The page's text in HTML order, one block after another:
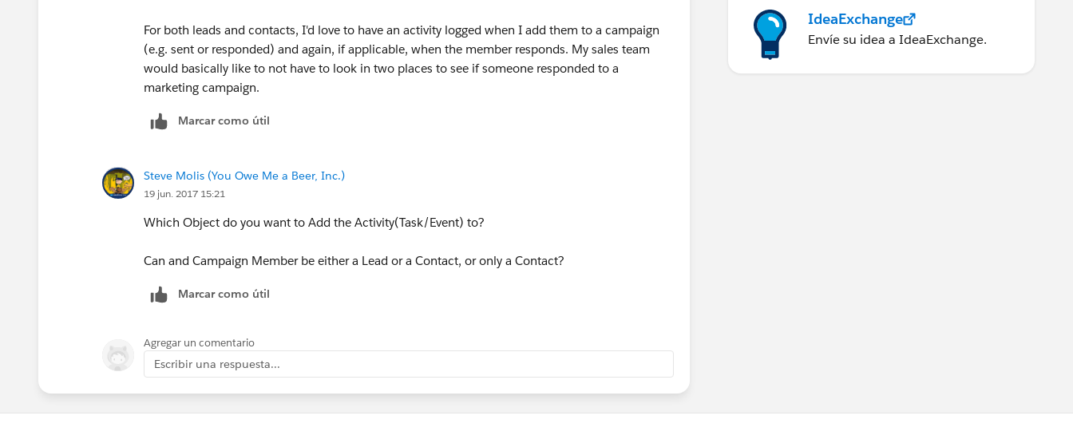
For both leads and contacts, I'd love to have an activity logged when I add them to a campaign
(e.g. sent or responded) and again, if applicable, when the member responds. My sales team
would basically like to not have to look in two places to see if someone responded to a
marketing campaign.
Marcar como útil
Steve Molis (You Owe Me a Beer, Inc.)
19 jun. 2017 15:21
Which Object do you want to Add the Activity(Task/Event) to?
Can and Campaign Member be either a Lead or a Contact, or only a Contact?
Marcar como útil
Agregar un comentario
Escribir una respuesta...
IdeaExchange
Envíe su idea a IdeaExchange.